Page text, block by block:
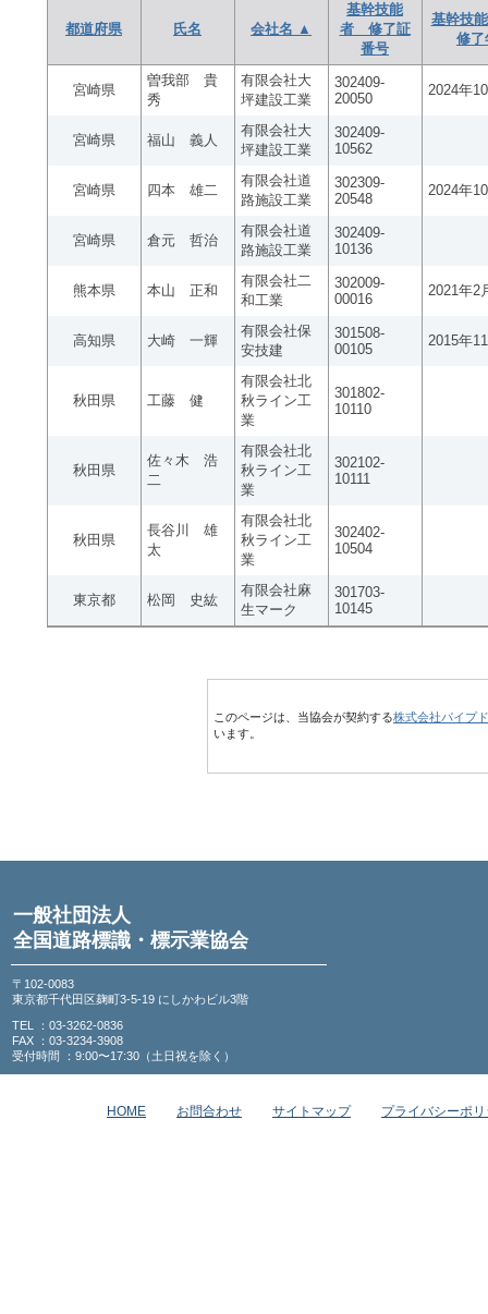
都道府県 氏名 会社名 ▲
基幹技能
者 修了証
番号
基幹技
修了
宮崎県
曽我部 貴
秀
有限会社大
坪建設工業
302409-
20050
2024年
宮崎県 福山 義人
有限会社大
坪建設工業
302409-
10562
宮崎県 四本 雄二
有限会社道
路施設工業
302309-
20548
2024年
宮崎県 倉元 哲治
有限会社道
路施設工業
302409-
10136
熊本県 本山 正和
有限会社二
和工業
302009-
00016
2021年2
高知県 大崎 一輝
有限会社保
安技建
301508-
00105
2015年
秋田県 工藤 健
有限会社北
秋ライン工
業
301802-
10110
秋田県
佐々木 浩
二
有限会社北
秋ライン工
業
302102-
10111
秋田県
長谷川 雄
太
有限会社北
秋ライン工
業
302402-
10504
東京都 松岡 史紘
有限会社麻
生マーク
301703-
10145
このページは、当協会が契約する株式会社パイプ
います。
一般社団法人
全国道路標識・標示業協会
〒102-0083
東京都千代田区麹町3-5-19 にしかわビル3階
TEL ：03-3262-0836
FAX ：03-3234-3908
受付時間 ：9:00〜17:30（土日祝を除く）
HOME お問合わせ サイトマップ プライバシーポ